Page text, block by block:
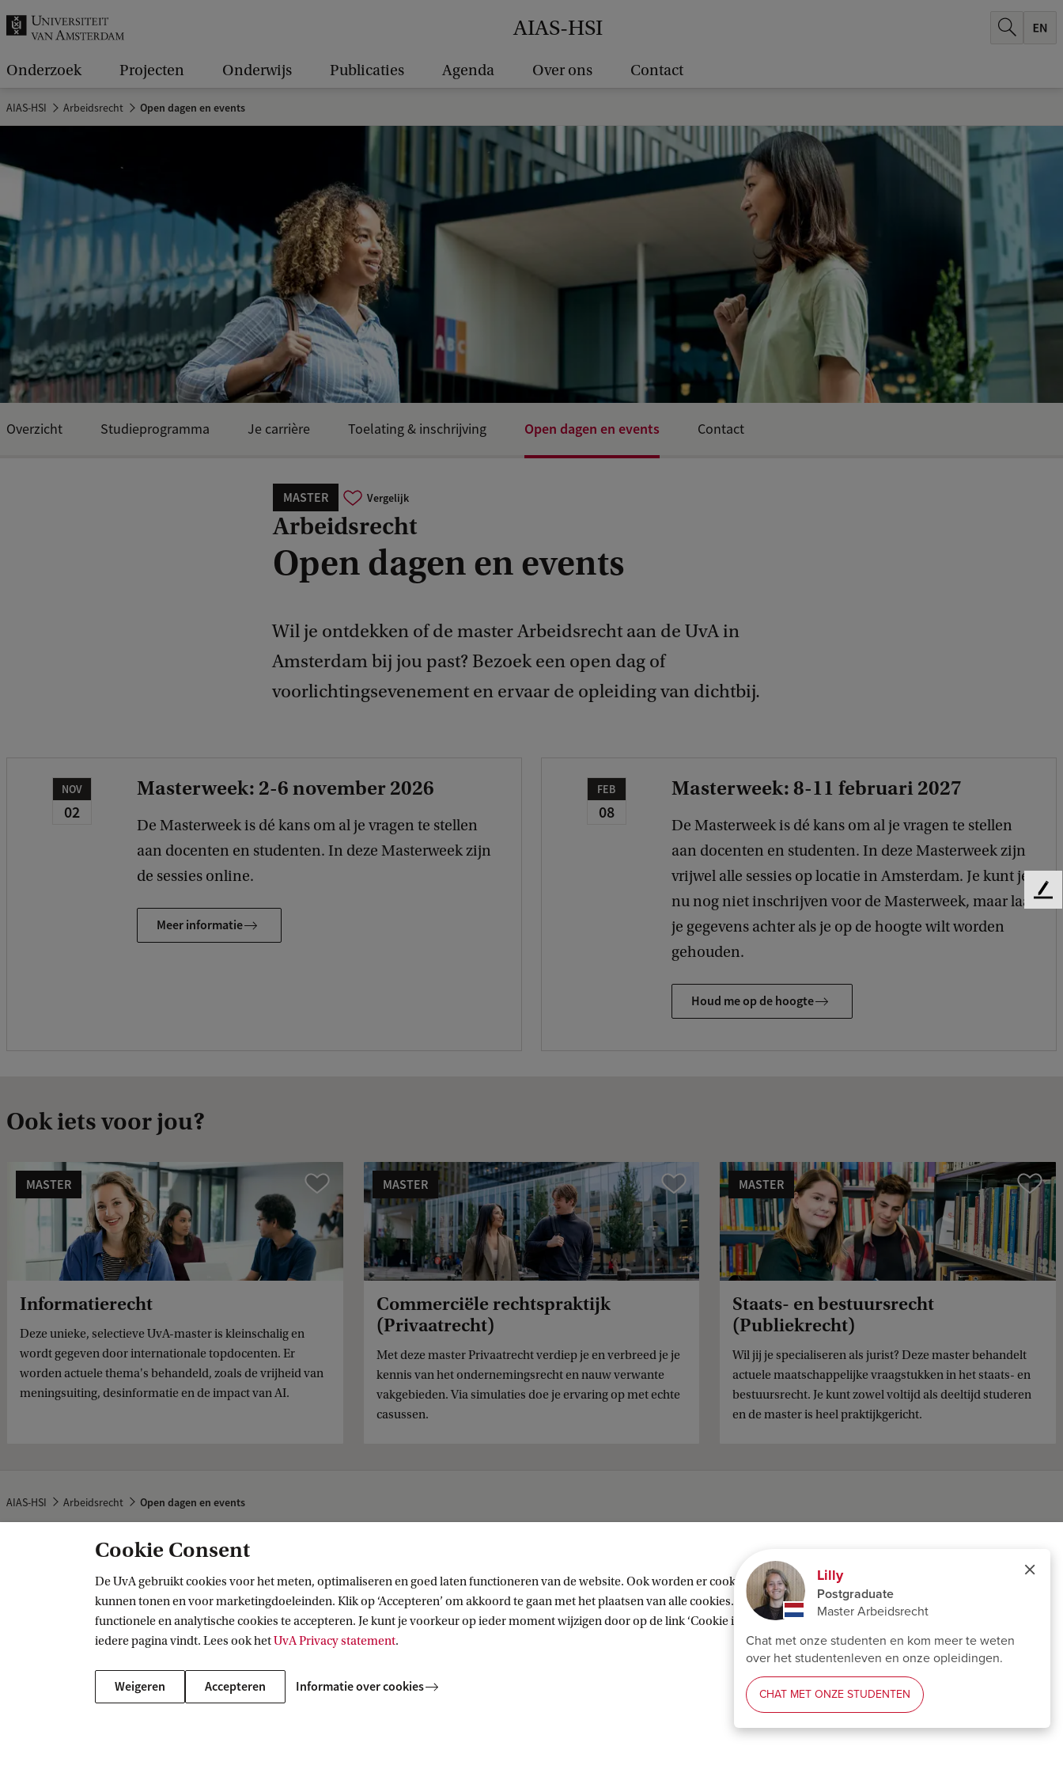
AIAS-HSI
.
Onderzoek Projecten Onderwijs Publicaties Agenda Over ons Contact
AIAS-HSI Arbeidsrecht Open dagen en events
MASTER Vergelijk
Arbeidsrecht
Open dagen en events
Wil je ontdekken of de master Arbeidsrecht aan de UvA in
Amsterdam bij jou past? Bezoek een open dag of
voorlichtingsevenement en ervaar de opleiding van dichtbij.
Overzicht Studieprogramma Je carrière Toelating & inschrijving Open dagen en events Contact
NOV
02
Masterweek: 2-6 november 2026
De Masterweek is dé kans om al je vragen te stellen
aan docenten en studenten. In deze Masterweek zijn
de sessies online.
Meer informatie
FEB
08
Masterweek: 8-11 februari 2027
De Masterweek is dé kans om al je vragen te stellen
aan docenten en studenten. In deze Masterweek zijn
vrijwel alle sessies op locatie in Amsterdam. Je kunt je
nu nog niet inschrijven voor de Masterweek, maar laat
je gegevens achter als je op de hoogte wilt worden
gehouden.
Houd me op de hoogte
Ook iets voor jou?
Vergelijk
MASTER
Informatierecht
Deze unieke, selectieve UvA-master is kleinschalig en
wordt gegeven door internationale topdocenten. Er
worden actuele thema's behandeld, zoals de vrijheid van
meningsuiting, desinformatie en de impact van AI.
Vergelijk
MASTER
Commerciële rechtspraktijk
(Privaatrecht)
Met deze master Privaatrecht verdiep je en verbreed je je
kennis van het ondernemingsrecht en nauw verwante
vakgebieden. Via simulaties doe je ervaring op met echte
casussen.
Vergelijk
MASTER
Staats- en bestuursrecht
(Publiekrecht)
Wil jij je specialiseren als jurist? Deze master behandelt
actuele maatschappelijke vraagstukken in het staats- en
bestuursrecht. Je kunt zowel voltijd als deeltijd studeren
en de master is heel praktijkgericht.
AIAS-HSI Arbeidsrecht Open dagen en events
Volg ons op sociale media
Cookie Consent
De UvA gebruikt cookies voor het meten, optimaliseren en goed laten functioneren van de website. Ook worden er cookies geplaatst om inhoud van derden te
kunnen tonen en voor marketingdoeleinden. Klik op ‘Accepteren’ om akkoord te gaan met het plaatsen van alle cookies. Of kies voor ‘Weigeren’ om alleen
functionele en analytische cookies te accepteren. Je kunt je voorkeur op ieder moment wijzigen door op de link ‘Cookie instellingen’ te klikken die je onderaan
iedere pagina vindt. Lees ook hetUvA Privacy statement.
Weigeren Accepteren Informatie over cookies
F